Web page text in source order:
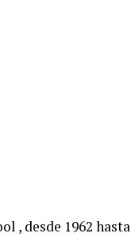
, desde 1962 hasta